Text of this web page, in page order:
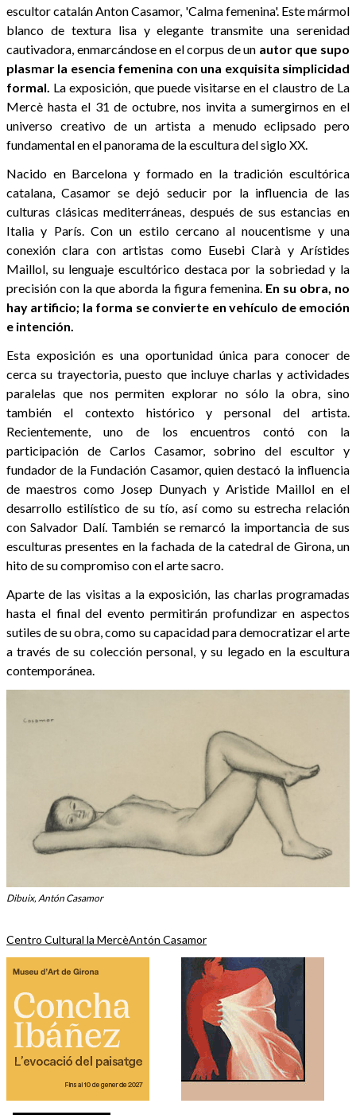
escultor catalán Anton Casamor, 'Calma femenina'. Este mármol
blanco de textura lisa y elegante transmite una serenidad
cautivadora, enmarcándose en el corpus de un autor que supo
plasmar la esencia femenina con una exquisita simplicidad
formal. La exposición, que puede visitarse en el claustro de La
Mercè hasta el 31 de octubre, nos invita a sumergirnos en el
universo creativo de un artista a menudo eclipsado pero
fundamental en el panorama de la escultura del siglo XX.
Nacido en Barcelona y formado en la tradición escultórica
catalana, Casamor se dejó seducir por la influencia de las
culturas clásicas mediterráneas, después de sus estancias en
Italia y París. Con un estilo cercano al noucentisme y una
conexión clara con artistas como Eusebi Clarà y Arístides
Maillol, su lenguaje escultórico destaca por la sobriedad y la
precisión con la que aborda la figura femenina. En su obra, no
hay artificio; la forma se convierte en vehículo de emoción
e intención.
Esta exposición es una oportunidad única para conocer de
cerca su trayectoria, puesto que incluye charlas y actividades
paralelas que nos permiten explorar no sólo la obra, sino
también el contexto histórico y personal del artista.
Recientemente, uno de los encuentros contó con la
participación de Carlos Casamor, sobrino del escultor y
fundador de la Fundación Casamor, quien destacó la influencia
de maestros como Josep Dunyach y Aristide Maillol en el
desarrollo estilístico de su tío, así como su estrecha relación
con Salvador Dalí. También se remarcó la importancia de sus
esculturas presentes en la fachada de la catedral de Girona, un
hito de su compromiso con el arte sacro.
Aparte de las visitas a la exposición, las charlas programadas
hasta el final del evento permitirán profundizar en aspectos
sutiles de su obra, como su capacidad para democratizar el arte
a través de su colección personal, y su legado en la escultura
contemporánea.
Dibuix, Antón Casamor
Centro Cultural la MercèAntón Casamor